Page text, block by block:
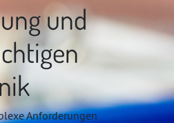
und
Anforderungen